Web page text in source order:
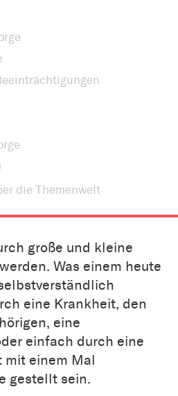
die Themenwelt
große und kleine
Was einem heute
eine Krankheit, den
eine
einfach durch eine
mit einem Mal
gestellt sein.